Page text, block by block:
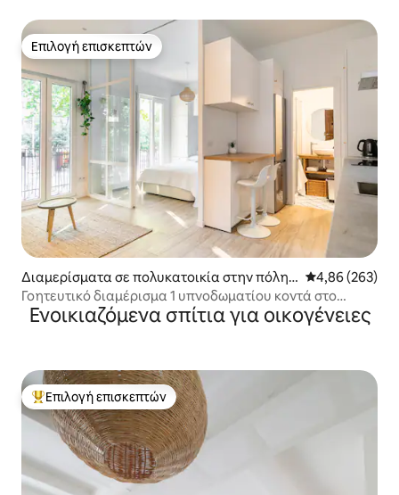
Επιλογή επισκεπτών
Επιλογή επισκεπτών
Διαμερίσματα σε πολυκατοικία στην πόλη
Μαδρίτη
Μέση
4,86 (263)
Γοητευτικό διαμέρισμα 1 υπνοδωματίου κοντά στο
Βασιλικό Παλάτι
Ενοικιαζόμενα σπίτια για οικογένειες
Κορυφαία επιλογή επισκεπτών
Επιλογή επισκεπτών